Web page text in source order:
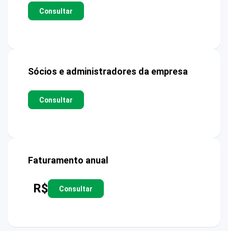
Consultar
Sócios e administradores da empresa
Consultar
Faturamento anual
R$ Consultar